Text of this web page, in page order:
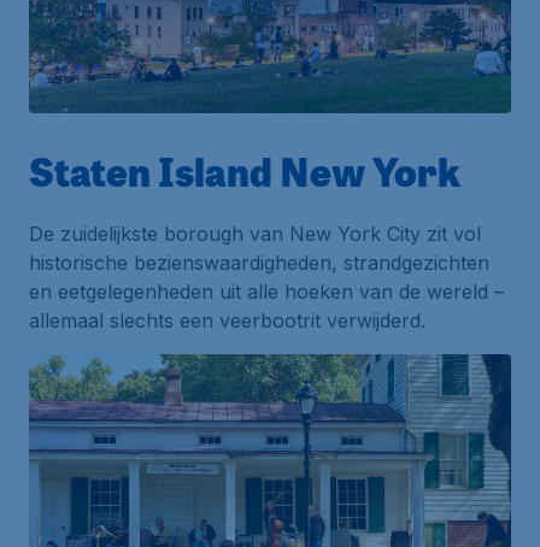
Staten Island New York
De zuidelijkste borough van New York City zit vol
historische bezienswaardigheden, strandgezichten
en eetgelegenheden uit alle hoeken van de wereld –
allemaal slechts een veerbootrit verwijderd.